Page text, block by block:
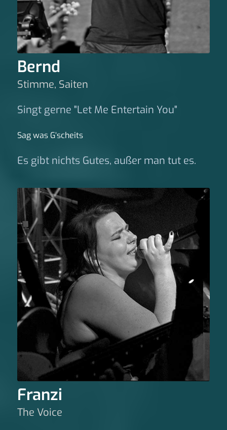
Bernd
Stimme, Saiten
Singt gerne "Let Me Entertain You"
Sag was G‘scheits
Es gibt nichts Gutes, außer man tut es.
Franzi
The Voice